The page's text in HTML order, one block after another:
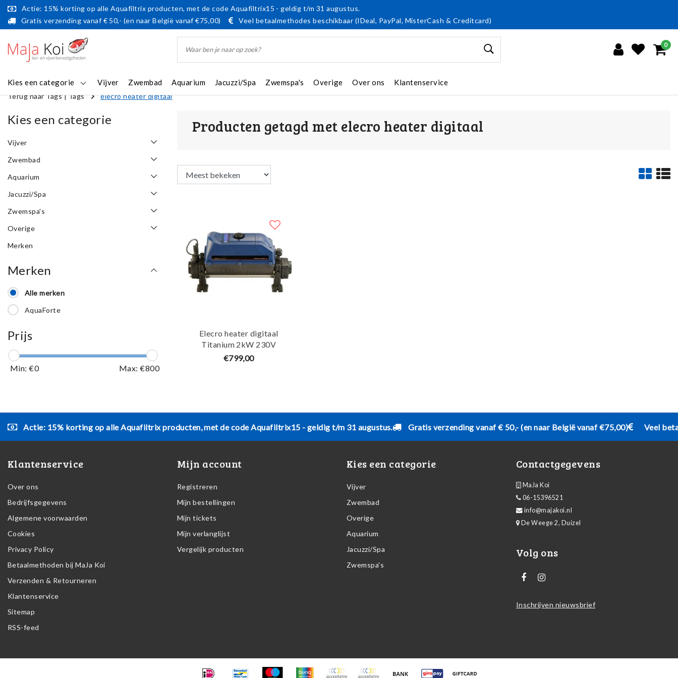
Actie: 15% korting op alle Aquafiltrix producten, met de code Aquafiltrix15 - geldig t/m 31 augustus.
Gratis verzending vanaf € 50,- (en naar België vanaf €75,00)
Veel betaalmethodes beschikbaar (IDeal, PayPal, MisterCash & Creditcard)
0
Kies een categorie Vijver Zwembad Aquarium Jacuzzi/Spa Zwemspa's Overige Over ons Klantenservice
Terug naar Tags|Tags elecro heater digitaal
Kies een categorie
Vijver
Zwembad
Aquarium
Jacuzzi/Spa
Zwemspa's
Overige
Merken
Merken
Alle merken
AquaForte
Prijs
Min: €0 Max: €800
Producten getagd met elecro heater digitaal
Elecro heater digitaal
Titanium 2kW 230V
AquaForte
€799,00
Actie: 15% korting op alle Aquafiltrix producten, met de code Aquafiltrix15 - geldig t/m 31 augustus. Gratis verzending vanaf € 50,- (en naar België vanaf €75,00) Veel
Klantenservice
Over ons
Bedrijfsgegevens
Algemene voorwaarden
Cookies
Privacy Policy
Betaalmethoden bij MaJa Koi
Verzenden & Retourneren
Klantenservice
Sitemap
RSS-feed
Mijn account
Registreren
Mijn bestellingen
Mijn tickets
Mijn verlanglijst
Vergelijk producten
Kies een categorie
Vijver
Zwembad
Overige
Aquarium
Jacuzzi/Spa
Zwemspa's
Contactgegevens
MaJa Koi
06-15396521
info@majakoi.nl
De Weege 2, Duizel
Volg ons
Inschrijven nieuwsbrief